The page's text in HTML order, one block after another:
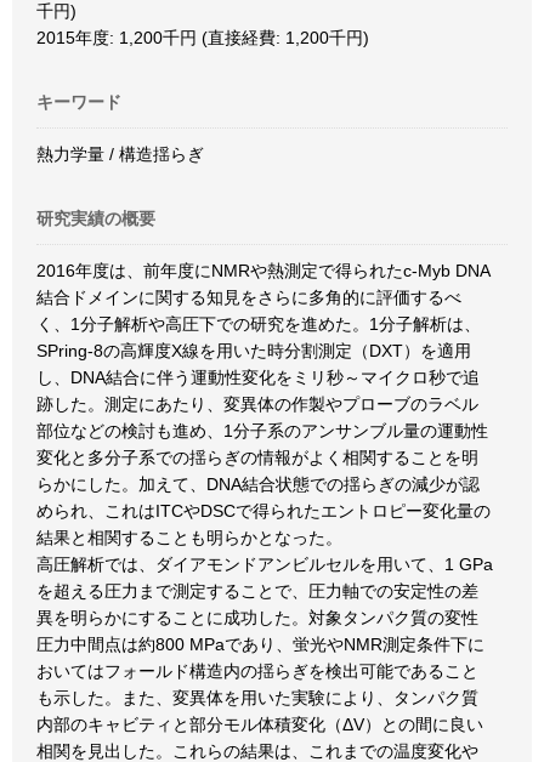
千円)
2015年度: 1,200千円 (直接経費: 1,200千円)
キーワード
熱力学量 / 構造揺らぎ
研究実績の概要
2016年度は、前年度にNMRや熱測定で得られたc-Myb DNA
結合ドメインに関する知見をさらに多角的に評価するべ
く、1分子解析や高圧下での研究を進めた。1分子解析は、
SPring-8の高輝度X線を用いた時分割測定（DXT）を適用
し、DNA結合に伴う運動性変化をミリ秒～マイクロ秒で追
跡した。測定にあたり、変異体の作製やプローブのラベル
部位などの検討も進め、1分子系のアンサンブル量の運動性
変化と多分子系での揺らぎの情報がよく相関することを明
らかにした。加えて、DNA結合状態での揺らぎの減少が認
められ、これはITCやDSCで得られたエントロピー変化量の
結果と相関することも明らかとなった。
高圧解析では、ダイアモンドアンビルセルを用いて、1 GPa
を超える圧力まで測定することで、圧力軸での安定性の差
異を明らかにすることに成功した。対象タンパク質の変性
圧力中間点は約800 MPaであり、蛍光やNMR測定条件下に
おいてはフォールド構造内の揺らぎを検出可能であること
も示した。また、変異体を用いた実験により、タンパク質
内部のキャビティと部分モル体積変化（ΔV）との間に良い
相関を見出した。これらの結果は、これまでの温度変化や